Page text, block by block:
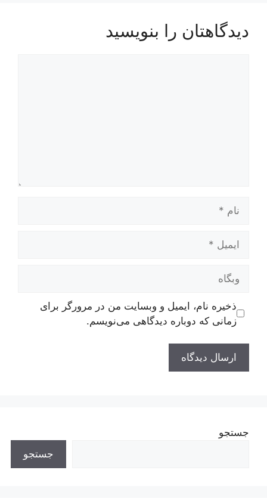
دیدگاهتان را بنویسید
وبگاه
ذخیره نام، ایمیل و وبسایت من در مرورگر برای
زمانی که دوباره دیدگاهی می‌نویسم.
جستجو
جستجو